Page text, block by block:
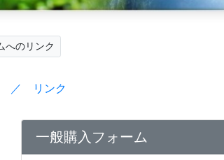
へのリンク
／ リンク
一般購入フォーム